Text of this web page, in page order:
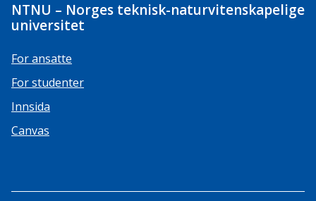
NTNU – Norges teknisk-naturvitenskapelige
universitet
For ansatte
For studenter
Innsida
Canvas